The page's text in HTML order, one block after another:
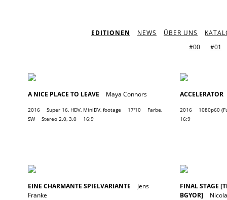
EDITIONEN NEWS ÜBER UNS
#00
#01
A NICE PLACE TO LEAVE Maya Connors
2016 Super 16, HDV, MiniDV, footage 17'10
Farbe,
SW
Stereo 2.0, 3.0 16:9
ACCELERATOR
2016
1080p60
16:9
EINE CHARMANTE SPIELVARIANTE
Jens
Franke
FINAL STAGE
BGYOR]